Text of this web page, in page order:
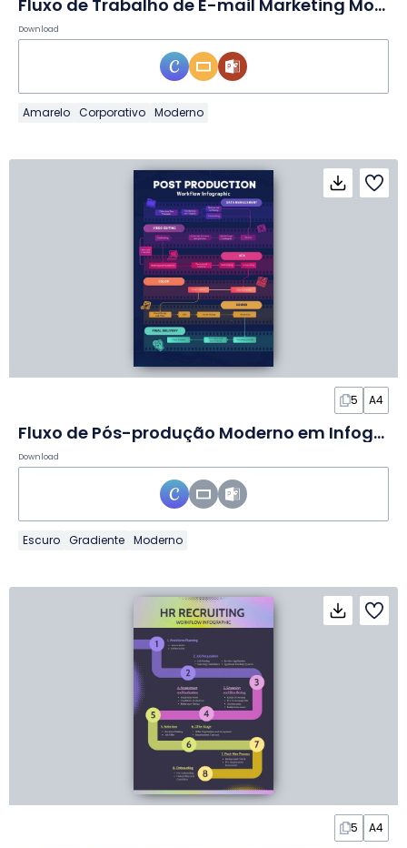
Fluxo de Trabalho de E-mail Marketing Moderno em Infográfico
Download
Amarelo Corporativo Moderno
5 A4
Fluxo de Pós-produção Moderno em Infográfico
Download
Escuro Gradiente Moderno
5 A4